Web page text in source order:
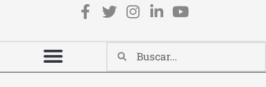
Redes sociales cabecera